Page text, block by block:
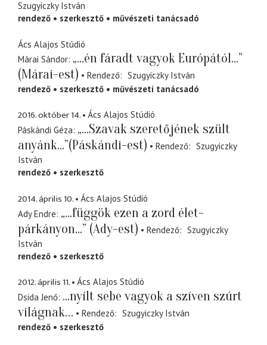
Szugyiczky István
rendező
szerkesztő művészeti tanácsadó
Ács Alajos Stúdió
Márai Sándor „...én fáradt vagyok Európától...”
(Márai-est)
Rendező
Szugyiczky István
rendező
szerkesztő művészeti tanácsadó
2016. október 14.
Ács Alajos Stúdió
Páskándi Géza „...Szavak szeretőjének szült
anyánk...”(Páskándi-est)
Rendező
Szugyiczky
István
rendező
szerkesztő
2014. április 10.
Ács Alajos Stúdió
Ady Endre „...függök ezen a zord élet-
párkányon...” (Ady-est)
Rendező
Szugyiczky
István
rendező
szerkesztő
2012. április 11.
Ács Alajos Stúdió
Dsida Jenő ...nyílt sebe vagyok a szíven szúrt
világnak…
Rendező
Szugyiczky István
rendező
szerkesztő